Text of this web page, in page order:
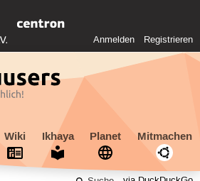
Anmelden Registrieren
Wiki Ikhaya Planet Mitmachen